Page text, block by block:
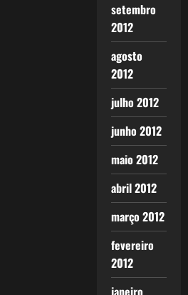
setembro
2012
agosto
2012
julho 2012
junho 2012
maio 2012
abril 2012
março 2012
fevereiro
2012
janeiro